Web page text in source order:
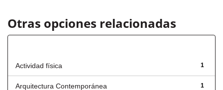
Otras opciones relacionadas
1
Actividad física
1
Arquitectura Contemporánea